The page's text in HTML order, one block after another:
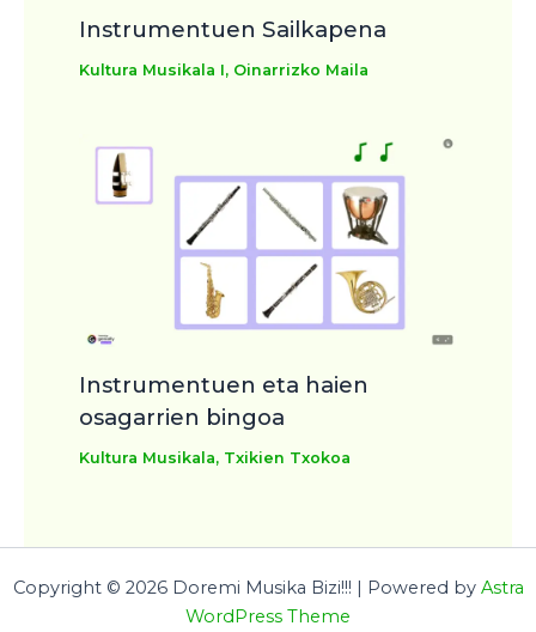
Instrumentuen Sailkapena
Kultura Musikala I, Oinarrizko Maila
Instrumentuen eta haien
osagarrien bingoa
Kultura Musikala, Txikien Txokoa
Copyright © 2026 Doremi Musika Bizi!!! | Powered by Astra
WordPress Theme